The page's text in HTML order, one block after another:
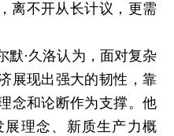
离不开从长计议，更需
默·久洛认为，面对复杂
展现出强大的韧性，靠
念和论断作为支撑。他
理念、新质生产力概